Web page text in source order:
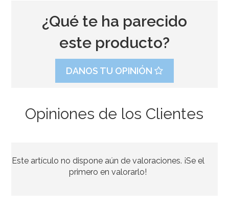
15,95€
¿Qué te ha parecido
este producto?
DANOS TU OPINIÓN
Opiniones de los Clientes
Este artículo no dispone aún de valoraciones. ¡Se el
primero en valorarlo!